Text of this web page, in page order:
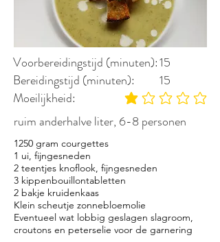
1250 gram courgettes
1 ui, fijngesneden
2 teentjes knoflook, fijngesneden
3 kippenbouillontabletten
2 bakje kruidenkaas
Klein scheutje zonnebloemolie
Eventueel wat lobbig geslagen slagroom,
croutons en peterselie voor de garnering
ruim anderhalve liter, 6-8 personen
gemiddelde waardering
15
15
Voorbereidingstijd (minuten):
Bereidingstijd (minuten):
Moeilijkheid: